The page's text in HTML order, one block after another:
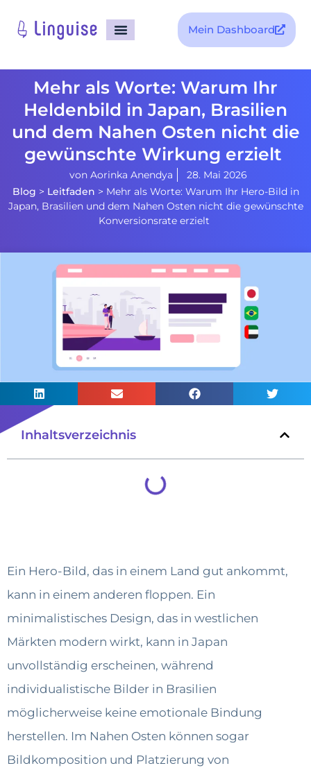
Mein Dashboard
Mehr als Worte: Warum Ihr
Heldenbild in Japan, Brasilien
und dem Nahen Osten nicht die
gewünschte Wirkung erzielt
von Aorinka Anendya
28. Mai 2026
Blog > Leitfaden > Mehr als Worte: Warum Ihr Hero-Bild in
Japan, Brasilien und dem Nahen Osten nicht die gewünschte
Konversionsrate erzielt
Inhaltsverzeichnis
Ein Hero-Bild, das in einem Land gut ankommt,
kann in einem anderen floppen. Ein
minimalistisches Design, das in westlichen
Märkten modern wirkt, kann in Japan
unvollständig erscheinen, während
individualistische Bilder in Brasilien
möglicherweise keine emotionale Bindung
herstellen. Im Nahen Osten können sogar
Bildkomposition und Platzierung von